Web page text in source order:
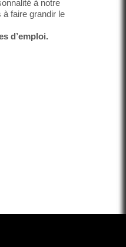
à notre
à faire grandir le
d’emploi.